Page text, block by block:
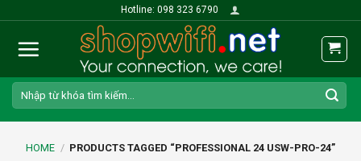
content
Hotline: 098 323 6790
Search
for:
HOME / PRODUCTS TAGGED “PROFESSIONAL 24 USW-PRO-24”